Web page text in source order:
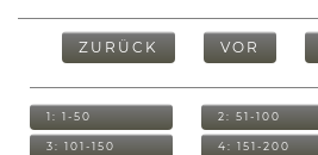
ZURÜCK VOR
1: 1-50 2: 51-100
3: 101-150 4: 151-200